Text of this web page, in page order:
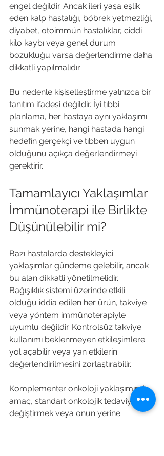
engel değildir. Ancak ileri yaşa eşlik
eden kalp hastalığı, böbrek yetmezliği,
diyabet, otoimmün hastalıklar, ciddi
kilo kaybı veya genel durum
bozukluğu varsa değerlendirme daha
dikkatli yapılmalıdır.
Bu nedenle kişiselleştirme yalnızca bir
tanıtım ifadesi değildir. İyi tıbbi
planlama, her hastaya aynı yaklaşımı
sunmak yerine, hangi hastada hangi
hedefin gerçekçi ve tıbben uygun
olduğunu açıkça değerlendirmeyi
gerektirir.
Tamamlayıcı Yaklaşımlar
İmmünoterapi ile Birlikte
Düşünülebilir mi?
Bazı hastalarda destekleyici
yaklaşımlar gündeme gelebilir, ancak
bu alan dikkatli yönetilmelidir.
Bağışıklık sistemi üzerinde etkili
olduğu iddia edilen her ürün, takviye
veya yöntem immünoterapiyle
uyumlu değildir. Kontrolsüz takviye
kullanımı beklenmeyen etkileşimlere
yol açabilir veya yan etkilerin
değerlendirilmesini zorlaştırabilir.
Komplementer onkoloji yaklaşımında
amaç, standart onkolojik tedaviyi
değiştirmek veya onun yerine